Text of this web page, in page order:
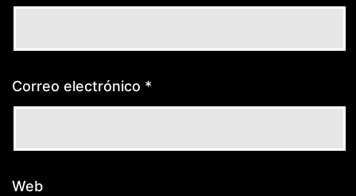
Correo electrónico *
Web